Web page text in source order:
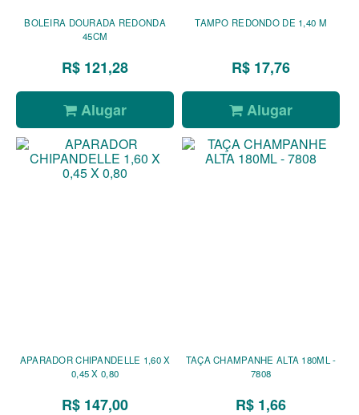
BOLEIRA DOURADA REDONDA
45CM
R$ 121,28
Alugar
TAMPO REDONDO DE 1,40 M
R$ 17,76
Alugar
APARADOR CHIPANDELLE 1,60 X
0,45 X 0,80
R$ 147,00
TAÇA CHAMPANHE ALTA 180ML -
7808
R$ 1,66